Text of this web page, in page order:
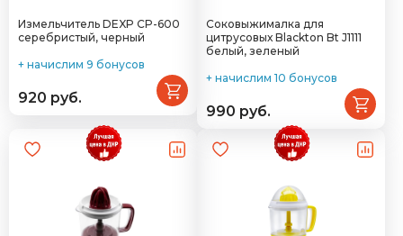
Измельчитель DEXP CP-600
серебристый, черный
+ начислим 9 бонусов
920 руб.
Соковыжималка для
цитрусовых Blackton Bt J1111
белый, зеленый
+ начислим 10 бонусов
990 руб.